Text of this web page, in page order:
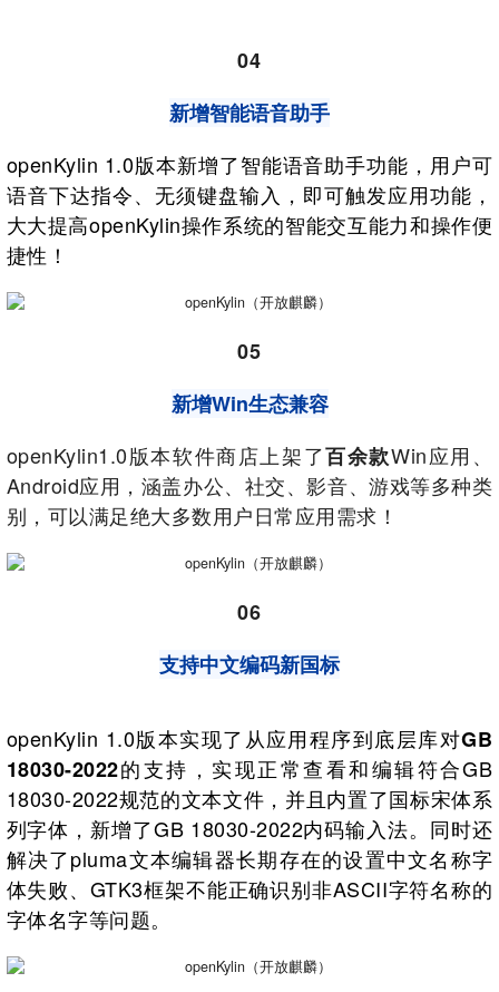
04
新增智能语音助手
openKylin 1.0版本新增了智能语音助手功能，用户可
语音下达指令、无须键盘输入，即可触发应用功能，
大大提高openKylin操作系统的智能交互能力和操作便
捷性！
05
新增Win生态兼容
openKylin1.0版本软件商店上架了百余款Win应用、
Android应用，涵盖办公、社交、影音、游戏等多种类
别，可以满足绝大多数用户日常应用需求！
06
支持中文编码新国标
openKylin 1.0版本实现了从应用程序到底层库对GB
18030-2022的支持，实现正常查看和编辑符合GB
18030-2022规范的文本文件，并且内置了国标宋体系
列字体，新增了GB 18030-2022内码输入法。同时还
解决了pluma文本编辑器长期存在的设置中文名称字
体失败、GTK3框架不能正确识别非ASCII字符名称的
字体名字等问题。